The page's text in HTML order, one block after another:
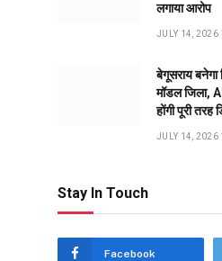
लगाया आरोप
JULY 14, 2026
बेगूसराय बनेगा
मॉडल जिला,
होंगी पूरी तरह
JULY 14, 2026
Stay In Touch
Facebook